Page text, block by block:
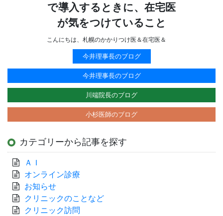
で導入するときに、在宅医
が気をつけていること
こんにちは、札幌のかかりつけ医＆在宅医＆
今井理事長のブログ
今井理事長のブログ
川端院長のブログ
小杉医師のブログ
カテゴリーから記事を探す
ＡＩ
オンライン診療
お知らせ
クリニックのことなど
クリニック訪問